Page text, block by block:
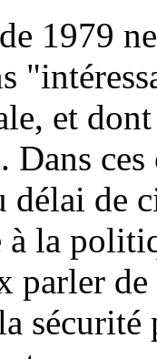
1979
et
Dans
de
à la
parler
sécurité